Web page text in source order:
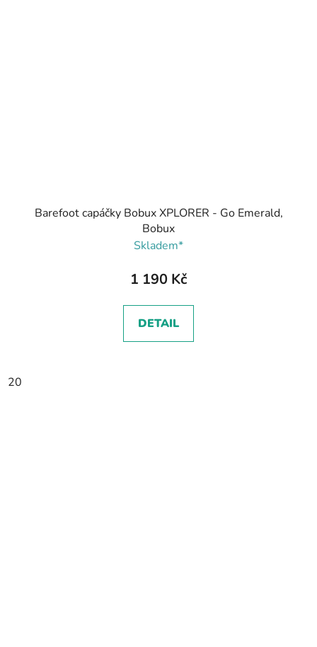
Barefoot capáčky Bobux XPLORER - Go Emerald,
Bobux
Skladem*
1 190 Kč
DETAIL
20